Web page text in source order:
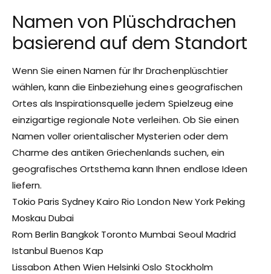
FAQs
Namen von Plüschdrachen
basierend auf dem Standort
Wenn Sie einen Namen für Ihr Drachenplüschtier
wählen, kann die Einbeziehung eines geografischen
Ortes als Inspirationsquelle jedem Spielzeug eine
einzigartige regionale Note verleihen. Ob Sie einen
Namen voller orientalischer Mysterien oder dem
Charme des antiken Griechenlands suchen, ein
geografisches Ortsthema kann Ihnen endlose Ideen
liefern.
Tokio Paris Sydney Kairo Rio London New York Peking
Moskau Dubai
Rom Berlin Bangkok Toronto Mumbai Seoul Madrid
Istanbul Buenos Kap
Lissabon Athen Wien Helsinki Oslo Stockholm